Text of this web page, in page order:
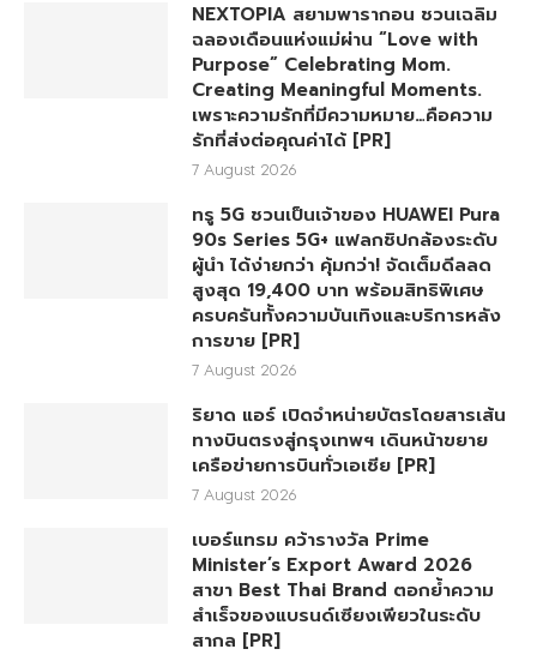
NEXTOPIA สยามพารากอน ชวนเฉลิม
ฉลองเดือนแห่งแม่ผ่าน “Love with
Purpose” Celebrating Mom.
Creating Meaningful Moments.
เพราะความรักที่มีความหมาย…คือความ
รักที่ส่งต่อคุณค่าได้ [PR]
7 August 2026
ทรู 5G ชวนเป็นเจ้าของ HUAWEI Pura
90s Series 5G+ แฟลกชิปกล้องระดับ
ผู้นำ ได้ง่ายกว่า คุ้มกว่า! จัดเต็มดีลลด
สูงสุด 19,400 บาท พร้อมสิทธิพิเศษ
ครบครันทั้งความบันเทิงและบริการหลัง
การขาย [PR]
7 August 2026
ริยาด แอร์ เปิดจำหน่ายบัตรโดยสารเส้น
ทางบินตรงสู่กรุงเทพฯ เดินหน้าขยาย
เครือข่ายการบินทั่วเอเชีย [PR]
7 August 2026
เบอร์แทรม คว้ารางวัล Prime
Minister’s Export Award 2026
สาขา Best Thai Brand ตอกย้ำความ
สำเร็จของแบรนด์เซียงเพียวในระดับ
สากล [PR]